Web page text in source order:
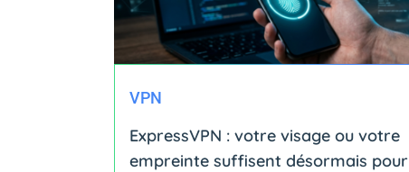
VPN
ExpressVPN : votre visage ou votre
empreinte suffisent désormais pour